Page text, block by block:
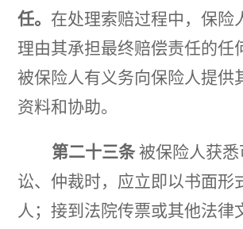
任。 在处理索赔过程中，保险
理由其承担最终赔偿责任的任
被保险人有义务向保险人提供
资料和协助。
第二十三条 被保险人获
讼、仲裁时，应立即以书面形
人；接到法院传票或其他法律